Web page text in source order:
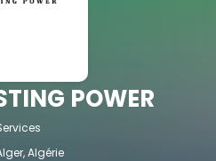
POWER
Algérie